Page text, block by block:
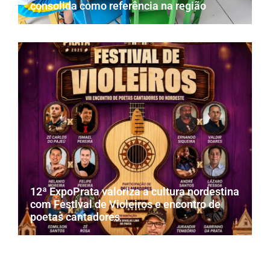
consolida como referência na região
12ª ExpoPrata valoriza a cultura nordestina
com Festival de Violeiros e encontro de
poetas cantadores